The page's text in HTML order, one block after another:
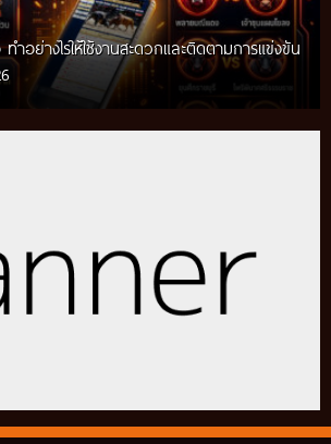
อย่างไรให้ใช้งานสะดวกและติดตามการแข่งขัน